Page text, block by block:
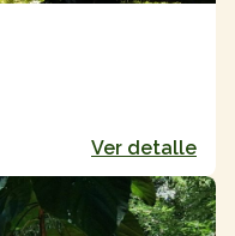
Ver detalle